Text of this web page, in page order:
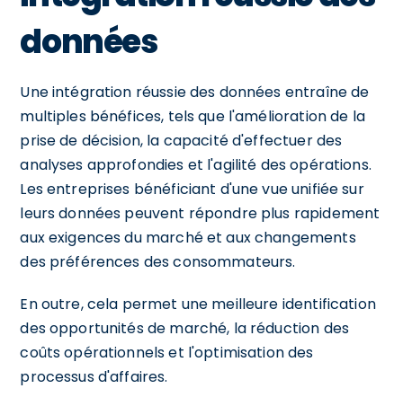
données
Une intégration réussie des données entraîne de
multiples bénéfices, tels que l'amélioration de la
prise de décision, la capacité d'effectuer des
analyses approfondies et l'agilité des opérations.
Les entreprises bénéficiant d'une vue unifiée sur
leurs données peuvent répondre plus rapidement
aux exigences du marché et aux changements
des préférences des consommateurs.
En outre, cela permet une meilleure identification
des opportunités de marché, la réduction des
coûts opérationnels et l'optimisation des
processus d'affaires.